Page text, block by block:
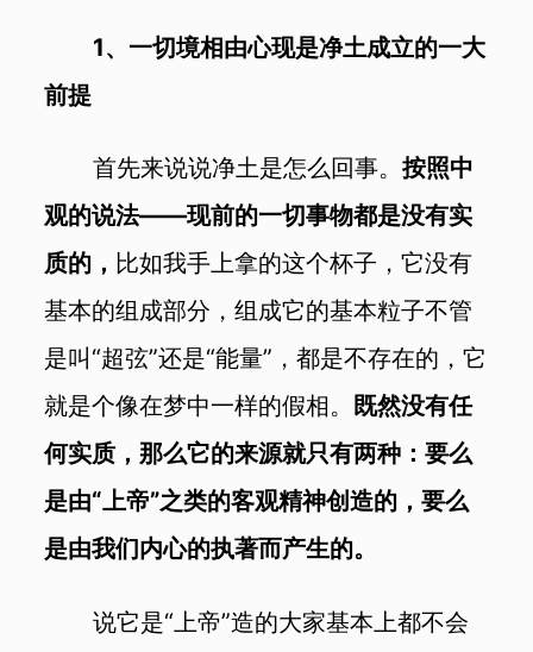
1、一切境相由心现是净土成立的一大
前提
首先来说说净土是怎么回事。 按照中
观的说法——现前的一切事物都是没有实
质的， 比如我手上拿的这个杯子，它没有
基本的组成部分，组成它的基本粒子不管
是叫“超弦”还是“能量”，都是不存在的，它
就是个像在梦中一样的假相。 既然没有任
何实质，那么它的来源就只有两种：要么
是由“上帝”之类的客观精神创造的，要么
是由我们内心的执著而产生的。
说它是“上帝”造的大家基本上都不会